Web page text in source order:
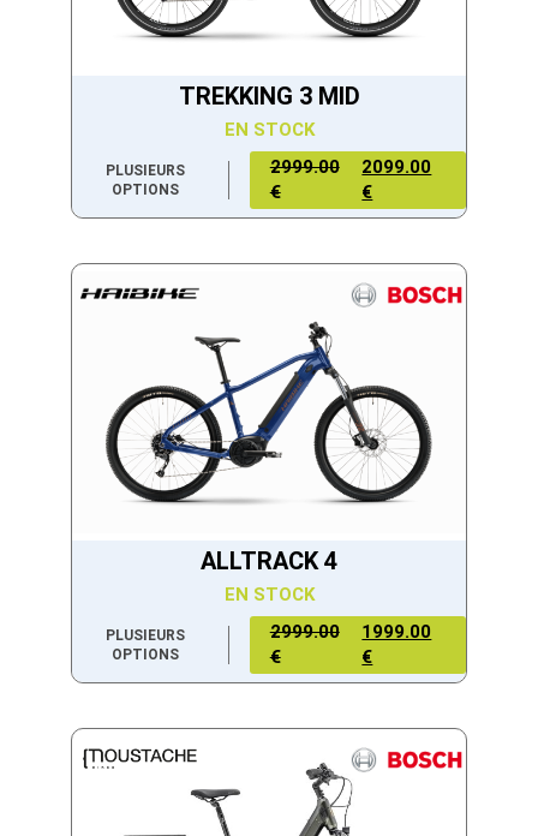
TREKKING 3 MID
EN STOCK
PLUSIEURS
OPTIONS
2999.00
€
2099.00
€
ALLTRACK 4
EN STOCK
PLUSIEURS
OPTIONS
2999.00
€
1999.00
€